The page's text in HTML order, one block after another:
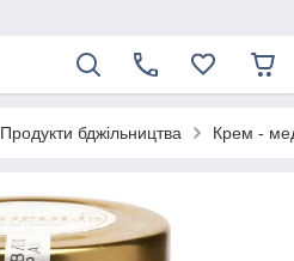
Продукти бджільництва Крем -